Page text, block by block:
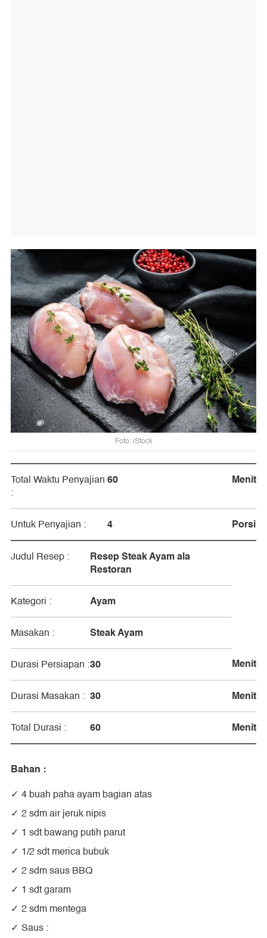
Foto: iStock
Total Waktu Penyajian
:
60 Menit
Untuk Penyajian : 4 Porsi
Judul Resep :
Resep Steak Ayam ala
Restoran
Kategori : Ayam
Masakan : Steak Ayam
Durasi Persiapan :30 Menit
Durasi Masakan : 30 Menit
Total Durasi : 60 Menit
Bahan :
4 buah paha ayam bagian atas
2 sdm air jeruk nipis
1 sdt bawang putih parut
1/2 sdt merica bubuk
2 sdm saus BBQ
1 sdt garam
2 sdm mentega
Saus :